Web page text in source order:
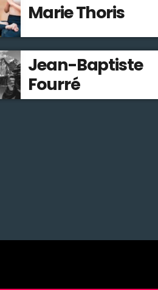
Marie Thoris
Jean-Baptiste
Fourré